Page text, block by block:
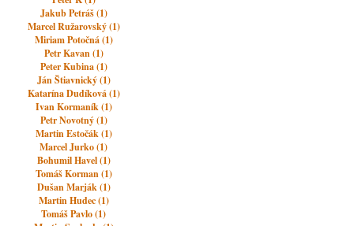
Jakub Petráš (1)
Marcel Ružarovský (1)
Miriam Potočná (1)
Petr Kavan (1)
Peter Kubina (1)
Ján Štiavnický (1)
Katarína Dudíková (1)
Ivan Kormaník (1)
Petr Novotný (1)
Martin Estočák (1)
Marcel Jurko (1)
Bohumil Havel (1)
Tomáš Korman (1)
Dušan Marják (1)
Martin Hudec (1)
Tomáš Pavlo (1)